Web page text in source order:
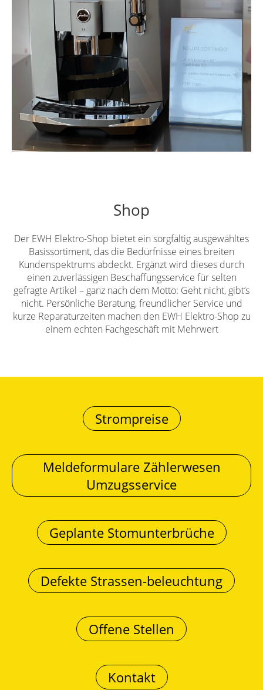
Shop
Der EWH Elektro-Shop bietet ein sorgfältig ausgewähltes
Basissortiment, das die Bedürfnisse eines breiten
Kundenspektrums abdeckt. Ergänzt wird dieses durch
einen zuverlässigen Beschaffungsservice für selten
gefragte Artikel – ganz nach dem Motto: Geht nicht, gibt’s
nicht. Persönliche Beratung, freundlicher Service und
kurze Reparaturzeiten machen den EWH Elektro-Shop zu
einem echten Fachgeschäft mit Mehrwert
Strompreise
Meldeformulare Zählerwesen
Umzugsservice
Geplante Stomunterbrüche
Defekte Strassen-beleuchtung
Offene Stellen
Kontakt